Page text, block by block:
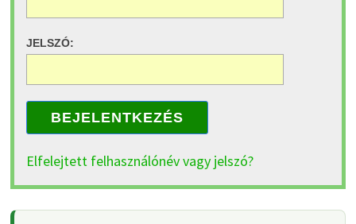
JELSZÓ:
BEJELENTKEZÉS
Elfelejtett felhasználónév vagy jelszó?